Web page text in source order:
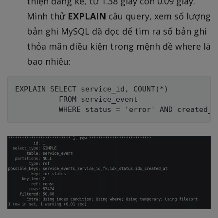
Mình thử EXPLAIN câu query, xem số lượng
bản ghi MySQL đã đọc để tìm ra số bản ghi
thỏa mãn điều kiện trong mệnh đề where là
bao nhiêu:
EXPLAIN SELECT service_id, COUNT(*)
          FROM service_event